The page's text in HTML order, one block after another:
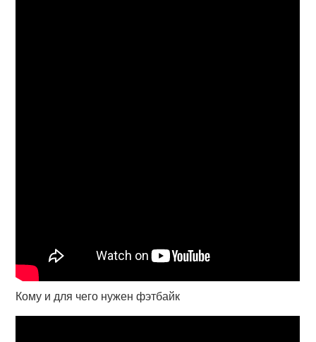
Кому и для чего нужен фэтбайк